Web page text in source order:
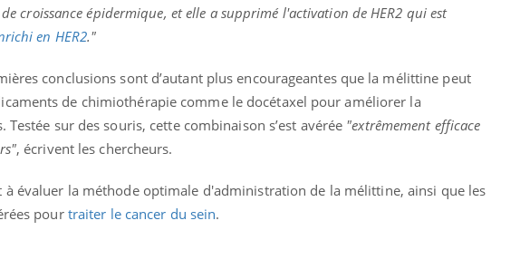
croissance épidermique, et elle a supprimé l'activation de HER2 qui est
en HER2."
conclusions sont d’autant plus encourageantes que la mélittine peut
de chimiothérapie comme le docétaxel pour améliorer la
sur des souris, cette combinaison s’est avérée "extrêmement efficace
, écrivent les chercheurs.
à évaluer la méthode optimale d'administration de la mélittine, ainsi que les
pour traiter le cancer du sein.
irritabilité, brouillard mental ou
alopécie… Les symptômes de la
En 2026, l'insuline dans le diabète de type 2